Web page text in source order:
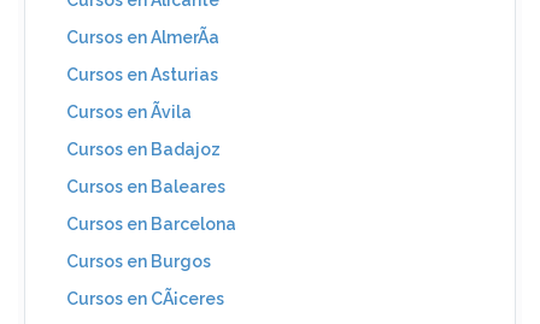
Cursos en AlmerÃ­a
Cursos en Asturias
Cursos en Ãvila
Cursos en Badajoz
Cursos en Baleares
Cursos en Barcelona
Cursos en Burgos
Cursos en CÃ¡ceres